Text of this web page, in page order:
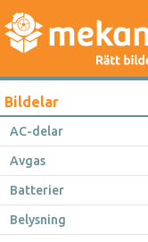
Bildelar
AC-delar
Avgas
Batterier
Belysning